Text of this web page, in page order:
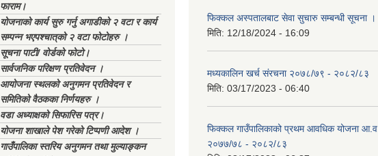
फाराम।
योजनाको कार्य सुरु गर्नु अगाडीको २ वटा र कार्य
सम्पन्न भएपश्चात्‌को २ वटा फोटोहरु ।
सूचना पाटी/ वोर्डको फोटो।
सार्वजनिक परिक्षण प्रतिवेदन ।
आयोजना स्थलको अनुगमन प्रतिवेदन र
समितिको वैठकका निर्णयहरु ।
वडा अध्याक्षको सिफारिस पत्र।
योजना शाखाले पेश गरेको टिप्पणी आदेश ।
गाउँपालिका स्तरिय अनुगमन तथा मुल्याङ्कन
फिक्कल अस्पतालबाट सेवा सुचारु सम्बन्धी सूचना ।
मिति: 12/18/2024 - 16:09
मध्यकालिन खर्च संरचना २०७८/७९ - २०८२/८३
मिति: 03/17/2023 - 06:40
फिक्कल गाउँपालिकाको प्रथम आवधिक योजना आ.व.
२०७७/७८ - २०८२/८३